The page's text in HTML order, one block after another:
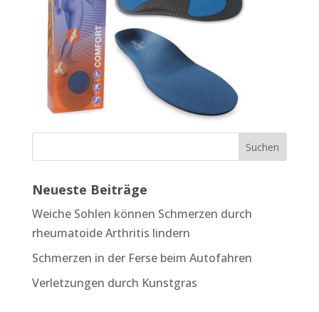
Neueste Beiträge
Weiche Sohlen können Schmerzen durch
rheumatoide Arthritis lindern
Schmerzen in der Ferse beim Autofahren
Verletzungen durch Kunstgras